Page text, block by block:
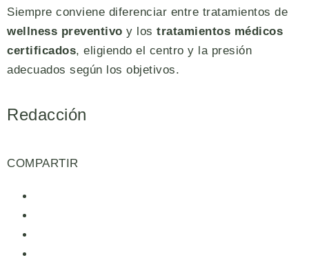
Siempre conviene diferenciar entre tratamientos de
wellness preventivo y los tratamientos médicos
certificados, eligiendo el centro y la presión
adecuados según los objetivos.
Redacción
COMPARTIR